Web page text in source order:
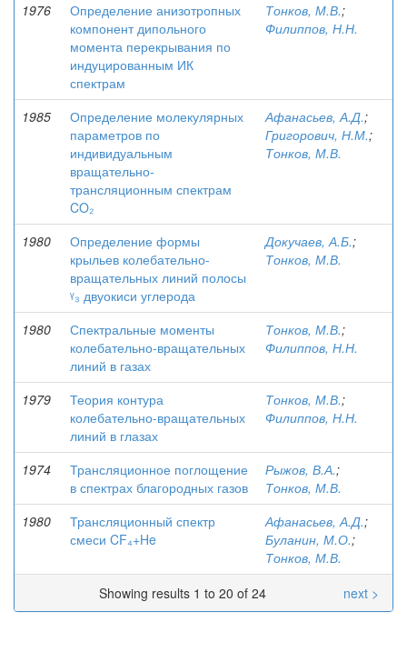
1976
Определение анизотропных
компонент дипольного
момента перекрывания по
индуцированным ИК
спектрам
Тонков, М.В.;
Филиппов, Н.Н.
1985
Определение молекулярных
параметров по
индивидуальным
вращательно-
трансляционным спектрам
CO₂
Афанасьев, А.Д.;
Григорович, Н.М.;
Тонков, М.В.
1980
Определение формы
крыльев колебательно-
вращательных линий полосы
ᵞ₃ двуокиси углерода
Докучаев, А.Б.;
Тонков, М.В.
1980
Спектральные моменты
колебательно-вращательных
линий в газах
Тонков, М.В.;
Филиппов, Н.Н.
1979
Теория контура
колебательно-вращательных
линий в глазах
Тонков, М.В.;
Филиппов, Н.Н.
1974
Трансляционное поглощение
в спектрах благородных газов
Рыжов, В.А.;
Тонков, М.В.
1980
Трансляционный спектр
смеси CF₄+He
Афанасьев, А.Д.;
Буланин, М.О.;
Тонков, М.В.
Showing results 1 to 20 of 24
next >